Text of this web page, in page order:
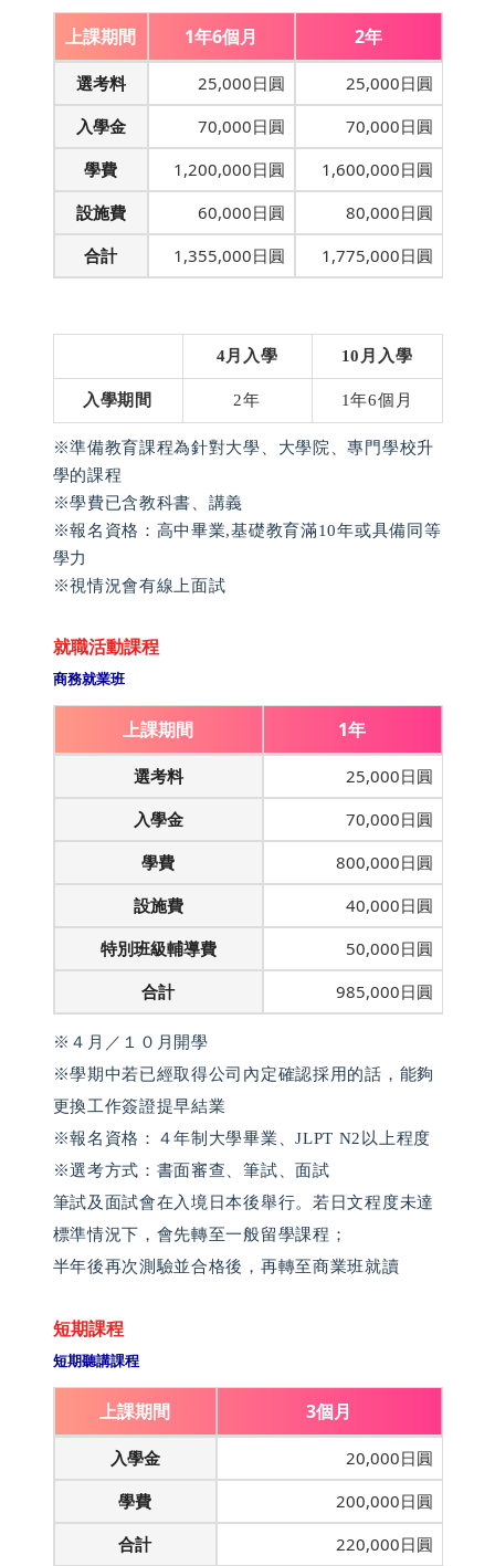
上課期間 1年6個月 2年
選考料 25,000日圓
25,000日圓
入學金
70,000日圓
70,000日圓
學費
1,200,000日圓
1,600,000日圓
設施費
60,000日圓
80,000日圓
合計
1,355,000日圓 1,775,000日圓
4月入學 10 月入學
入學期間 2年 1年6個月
※準備教育課程為針對大學、大學院、專門學校升
學的課程
※學費已含教科書、講義
※報名資格：高中畢業,基礎教育滿10年或具備同等
學力
※視情況會有線上面試
就職活動課程
商務就業班
上課期間 1年
選考料
25,000日圓
入學金
70,000日圓
學費
800,000日圓
設施費
40,000日圓
特別班級輔導費
50,000日圓
合計
985,000日圓
※４月／１０月開學
※學期中若已經取得公司內定確認採用的話，能夠
更換工作簽證提早結業
※報名資格：４年制大學畢業、JLPT N2以上程度
※選考方式：書面審查、筆試、面試
筆試及面試會在入境日本後舉行。若日文程度未達
標準情況下，會先轉至一般留學課程；
半年後再次測驗並合格後，再轉至商業班就讀
短期課程
短期聽講課程
上課期間 3個月
入學金
20,000日圓
學費
200,000日圓
合計
220,000日圓